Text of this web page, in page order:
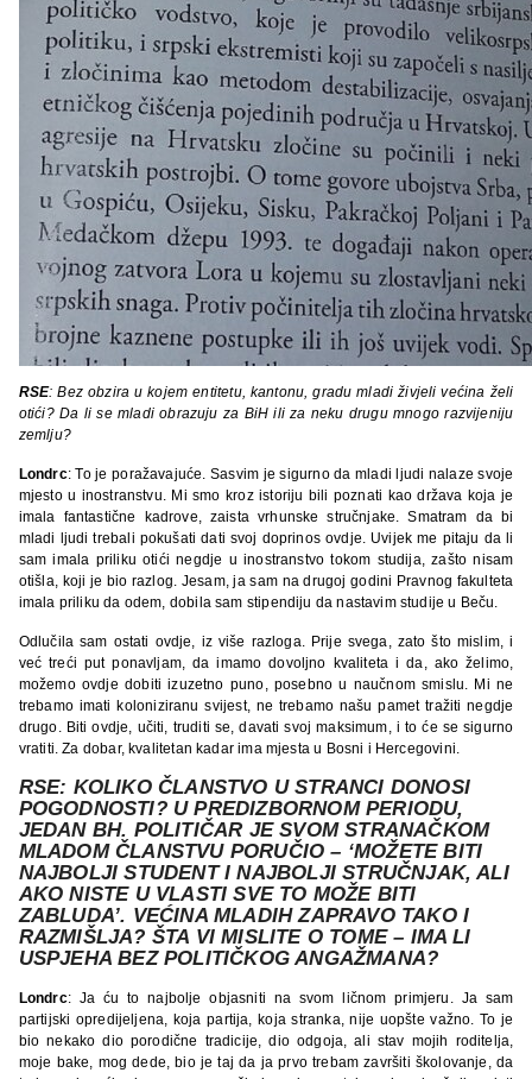
RSE: Bez obzira u kojem entitetu, kantonu, gradu mladi živjeli većina želi
otići? Da li se mladi obrazuju za BiH ili za neku drugu mnogo razvijeniju
zemlju?
Londrc: To je poražavajuće. Sasvim je sigurno da mladi ljudi nalaze svoje
mjesto u inostranstvu. Mi smo kroz istoriju bili poznati kao država koja je
imala fantastične kadrove, zaista vrhunske stručnjake. Smatram da bi
mladi ljudi trebali pokušati dati svoj doprinos ovdje. Uvijek me pitaju da li
sam imala priliku otići negdje u inostranstvo tokom studija, zašto nisam
otišla, koji je bio razlog. Jesam, ja sam na drugoj godini Pravnog fakulteta
imala priliku da odem, dobila sam stipendiju da nastavim studije u Beču.
Odlučila sam ostati ovdje, iz više razloga. Prije svega, zato što mislim, i
već treći put ponavljam, da imamo dovoljno kvaliteta i da, ako želimo,
možemo ovdje dobiti izuzetno puno, posebno u naučnom smislu. Mi ne
trebamo imati koloniziranu svijest, ne trebamo našu pamet tražiti negdje
drugo. Biti ovdje, učiti, truditi se, davati svoj maksimum, i to će se sigurno
vratiti. Za dobar, kvalitetan kadar ima mjesta u Bosni i Hercegovini.
RSE: KOLIKO ČLANSTVO U STRANCI DONOSI
POGODNOSTI? U PREDIZBORNOM PERIODU,
JEDAN BH. POLITIČAR JE SVOM STRANAČKOM
MLADOM ČLANSTVU PORUČIO – ‘MOŽETE BITI
NAJBOLJI STUDENT I NAJBOLJI STRUČNJAK, ALI
AKO NISTE U VLASTI SVE TO MOŽE BITI
ZABLUDA’. VEĆINA MLADIH ZAPRAVO TAKO I
RAZMIŠLJA? ŠTA VI MISLITE O TOME – IMA LI
USPJEHA BEZ POLITIČKOG ANGAŽMANA?
Londrc: Ja ću to najbolje objasniti na svom ličnom primjeru. Ja sam
partijski opredijeljena, koja partija, koja stranka, nije uopšte važno. To je
bio nekako dio porodične tradicije, dio odgoja, ali stav mojih roditelja,
moje bake, mog dede, bio je taj da ja prvo trebam završiti školovanje, da